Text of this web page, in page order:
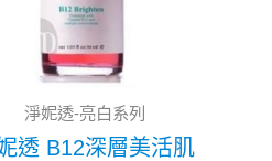
淨妮透-亮白系列
透 B12深層美活肌